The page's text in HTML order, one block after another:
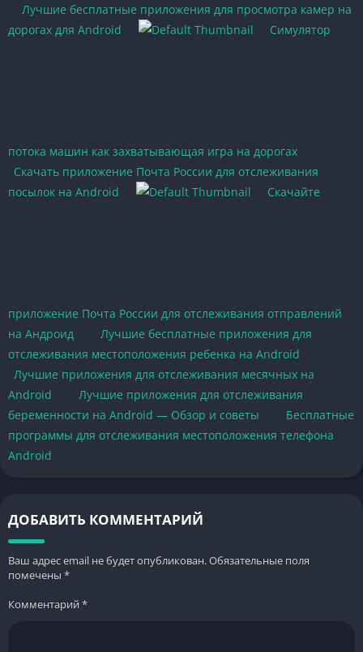
Лучшие бесплатные приложения для просмотра камер на
дорогах для Android
Симулятор
потока машин как захватывающая игра на дорогах
Скачать приложение Почта России для отслеживания
посылок на Android
Скачайте
приложение Почта России для отслеживания отправлений
на Андроид
Лучшие бесплатные приложения для
отслеживания местоположения ребенка на Android
Лучшие приложения для отслеживания месячных на
Android
Лучшие приложения для отслеживания
беременности на Android — Обзор и советы
Бесплатные
программы для отслеживания местоположения телефона
Android
ДОБАВИТЬ КОММЕНТАРИЙ
Ваш адрес email не будет опубликован.Обязательные поля
помечены *
Комментарий*